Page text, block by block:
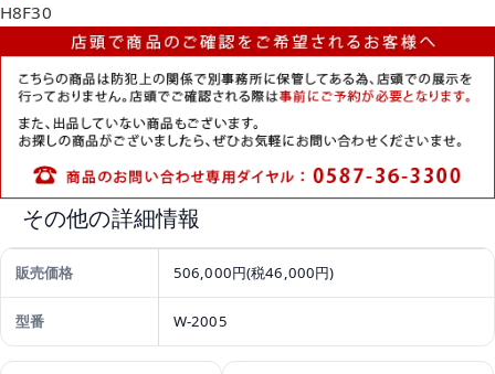
H8F30
その他の詳細情報
販売価格 506,000円(税46,000円)
型番 W-2005